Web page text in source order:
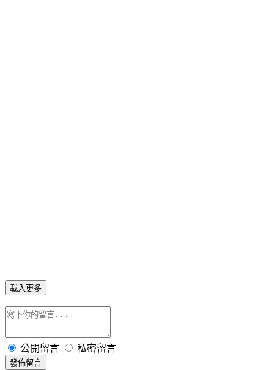
載入更多
公開留言 私密留言
發佈留言